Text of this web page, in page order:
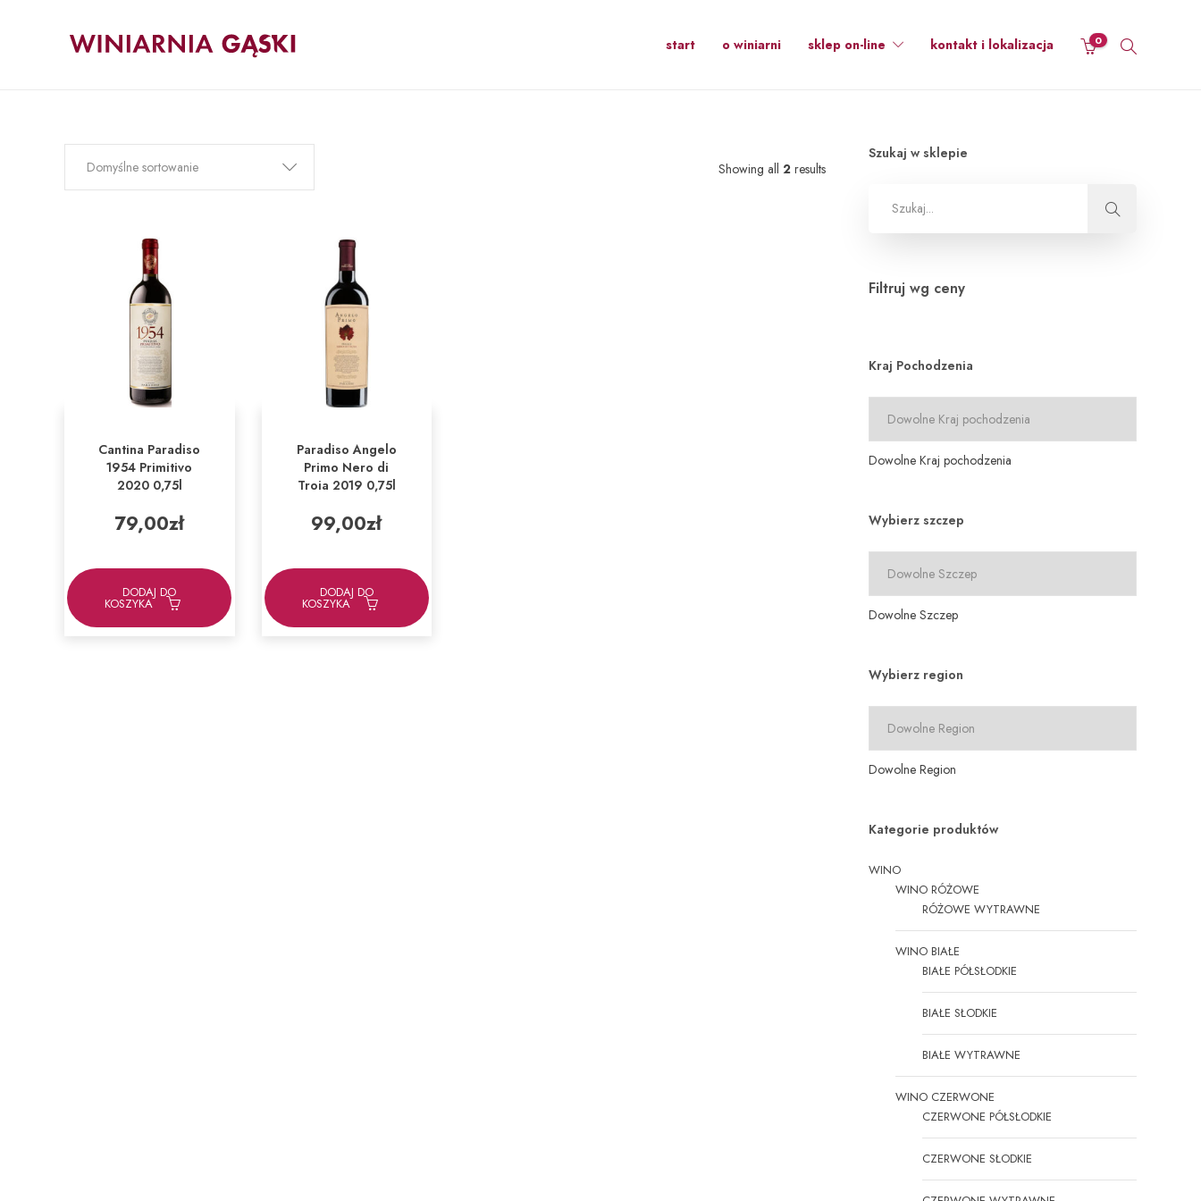
start o winiarni sklep on-line kontakt i lokalizacja 0
Showing all 2 results
Domyślne sortowanie
Cantina Paradiso
1954 Primitivo
2020 0,75l
79,00zł
DODAJ DO
KOSZYKA
Paradiso Angelo
Primo Nero di
Troia 2019 0,75l
99,00zł
DODAJ DO
KOSZYKA
Szukaj w sklepie
Filtruj wg ceny
Kraj Pochodzenia
Dowolne Kraj pochodzenia
Wybierz szczep
Dowolne Szczep
Wybierz region
Dowolne Region
Kategorie produktów
WINO
WINO RÓŻOWE
RÓŻOWE WYTRAWNE
WINO BIAŁE
BIAŁE PÓŁSŁODKIE
BIAŁE SŁODKIE
BIAŁE WYTRAWNE
WINO CZERWONE
CZERWONE PÓŁSŁODKIE
CZERWONE SŁODKIE